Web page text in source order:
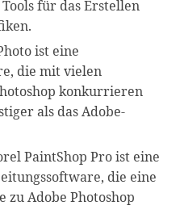
für das Erstellen
ist eine
die mit vielen
konkurrieren
als das Adobe-
PaintShop Pro ist eine
die eine
Adobe Photoshop